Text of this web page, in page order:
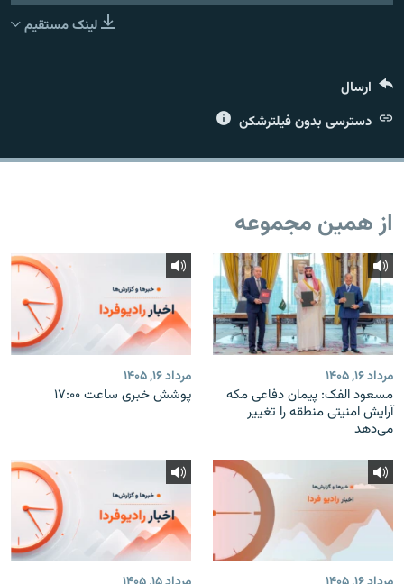
لینک مستقیم
ارسال
دسترسی بدون فیلترشکن
از همین مجموعه
مرداد ۱۶, ۱۴۰۵
مسعود الفک: پیمان دفاعی مکه
آرایش امنیتی منطقه را تغییر
می‌دهد
مرداد ۱۶, ۱۴۰۵
پوشش خبری ساعت ۱۷:۰۰